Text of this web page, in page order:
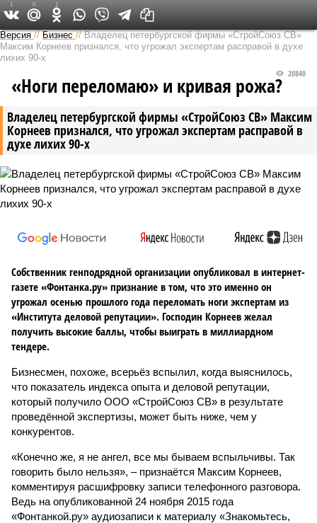
Версия на Неве
Версия //Бизнес //Владелец петербургской фирмы «СтройСоюз СВ»
Максим Корнеев признался, что угрожал экспертам расправой в духе
лихих 90-х
Владелец петербургской фирмы «СтройСоюз СВ» Максим
Корнеев признался, что угрожал экспертам расправой в
духе лихих 90-х
20840
«Ноги переломаю» и кривая рожа?
Собственник генподрядной организации опубликовал в интернет-
газете «Фонтанка.ру» признание в том, что это именно он
угрожал осенью прошлого года переломать ноги экспертам из
«Института деловой репутации». Господин Корнеев желал
получить высокие баллы, чтобы выиграть в миллиардном
тендере.
Бизнесмен, похоже, всерьёз вспылил, когда выяснилось,
что показатель индекса опыта и деловой репутации,
который получило ООО «СтройСоюз СВ» в результате
проведённой экспертизы, может быть ниже, чем у
конкурентов.
«Конечно же, я не ангел, все мы бываем вспыльчивы. Так
говорить было нельзя», – признаётся Максим Корнеев,
комментируя расшифровку записи телефонного разговора.
Ведь на опубликованной 24 ноября 2015 года
«Фонтанкой.ру» аудиозаписи к материалу «Знакомьтесь,
1 0 1